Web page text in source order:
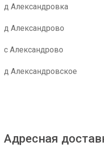
д Александровка
д Александрово
с Александрово
д Александровское
Адресная